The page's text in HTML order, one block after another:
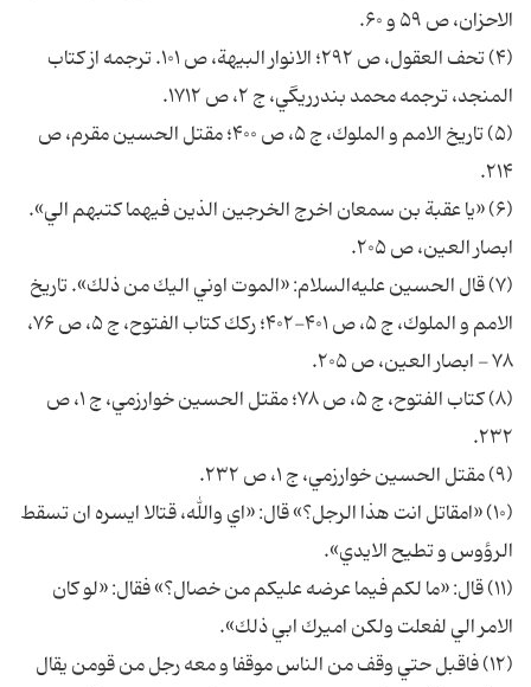
الاحزان، ص ۵۹ و ۶۰.
(۴) تحف العقول، ص ۲۹۲؛ الانوار البيهة، ص ۱۰۱. ترجمه از كتاب
المنجد، ترجمه محمد بندرريگي، ج ۲، ص ۱۷۱۲.
(۵) تاريخ الامم و الملوك، ج ۵، ص ۴۰۰؛ مقتل الحسين مقرم، ص
۲۱۴.
(۶) «يا عقبة بن سمعان اخرج الخرجين الذين فيهما كتبهم الي».
ابصار العين، ص ۲۰۵.
(۷) قال الحسين عليه‌السلام: «الموت اوني اليك من ذلك». تاريخ
الامم و الملوك، ج ۵، ص ۴۰۱-۴۰۲؛ ركك كتاب الفتوح، ج ۵، ص ۷۶،
۷۸ - ابصار العين، ص ۲۰۵.
(۸) كتاب الفتوح، ج ۵، ص ۷۸؛ مقتل الحسين خوارزمي، ج ۱، ص
۲۳۲.
(۹) مقتل الحسين خوارزمي، ج ۱، ص ۲۳۲.
(۱۰) «امقاتل انت هذا الرجل؟» قال: «اي والله، قتالا ايسره ان تسقط
الرؤوس و تطيح الايدي».
(۱۱) قال: «ما لكم فيما عرضه عليكم من خصال؟» فقال: «لو كان
الامر الي لفعلت ولكن اميرك ابي ذلك».
(۱۲) فاقبل حتي وقف من الناس موقفا و معه رجل من قومن يقال